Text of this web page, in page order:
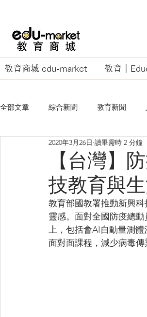
教育商城 edu-market 教育｜
全部文章 綜合新聞 教育新聞
EU Business School
【台灣】
技教育與
2020年3月26日 讀畢需時 2 分鐘
教育部國教署推動新興
靈感。面對全國防疫總
上，包括會AI自動量測
面對面課程，減少病毒